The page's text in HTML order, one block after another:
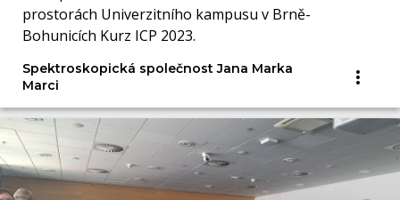
prostorách Univerzitního kampusu v Brně-
Bohunicích Kurz ICP 2023.
Spektroskopická společnost Jana Marka
Marci